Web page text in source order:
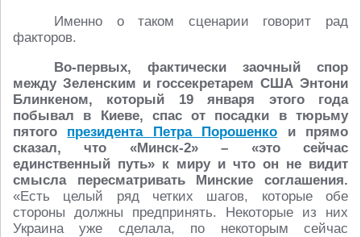
Именно о таком сценарии говорит рад
факторов.
Во-первых, фактически заочный спор
между Зеленским и госсекретарем США Энтони
Блинкеном, который 19 января этого года
побывал в Киеве, спас от посадки в тюрьму
пятого президента Петра Порошенко и прямо
сказал, что «Минск-2» – «это сейчас
единственный путь» к миру и что он не видит
смысла пересматривать Минские соглашения.
«Есть целый ряд четких шагов, которые обе
стороны должны предпринять. Некоторые из них
Украина уже сделала, по некоторым сейчас